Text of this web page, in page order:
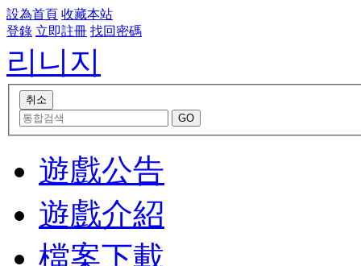
設為首頁 收藏本站
登錄 立即註冊 找回密碼
리니지
遊戲公告
遊戲介紹
檔案下載